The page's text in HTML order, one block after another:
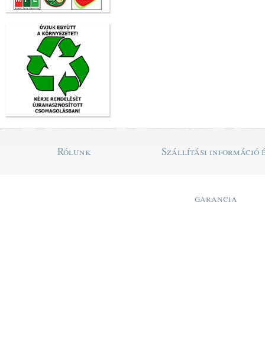
Rólunk Szállítási információ
garancia